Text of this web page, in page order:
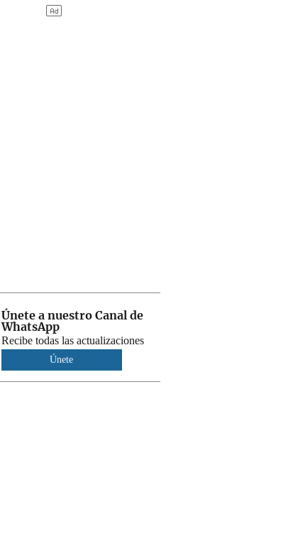
Únete a nuestro Canal de
WhatsApp
Recibe todas las actualizaciones
Únete